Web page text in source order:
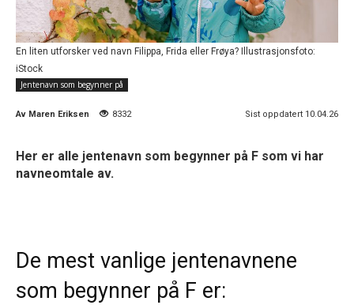
En liten utforsker ved navn Filippa, Frida eller Frøya? Illustrasjonsfoto:
iStock
Jentenavn som begynner på
Av Maren Eriksen 8332 Sist oppdatert 10.04.26
Her er alle jentenavn som begynner på F som vi har
navneomtale av.
De mest vanlige jentenavnene
som begynner på F er: